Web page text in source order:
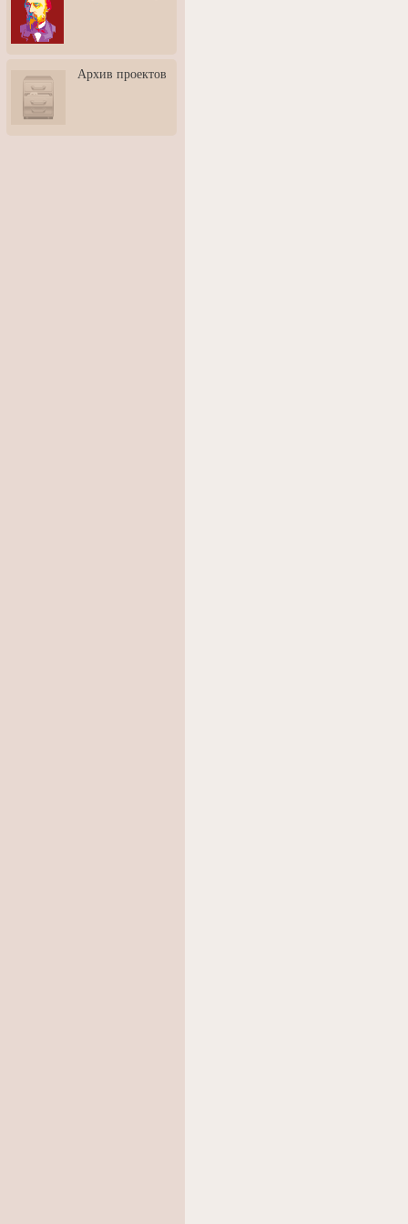
3: Обусловленности
человека и их влияние на
карьеру
скульптором Дмитрием
Тугариновым
АртБульвар в День города
Архив проектов